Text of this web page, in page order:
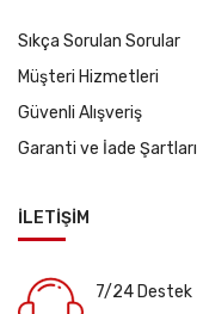
Sıkça Sorulan Sorular
Müşteri Hizmetleri
Güvenli Alışveriş
Garanti ve İade Şartları
İLETİŞİM
7/24 Destek